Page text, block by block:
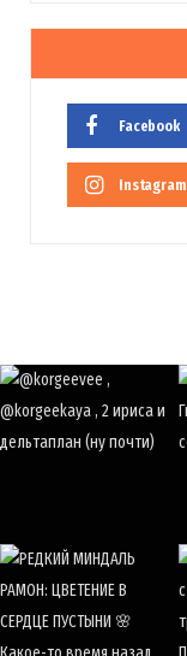
Facebook
Instagram